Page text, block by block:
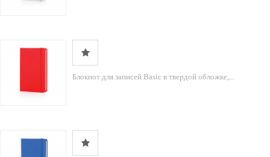
Блокнот для записей Basic в твердой обложке,...